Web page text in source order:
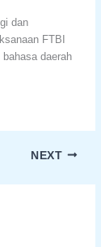
dan
FTBI
daerah
NEXT